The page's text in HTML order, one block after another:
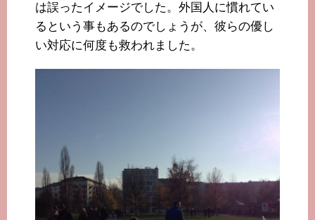
は誤ったイメージでした。外国人に慣れてい
るという事もあるのでしょうが、彼らの優し
い対応に何度も救われました。